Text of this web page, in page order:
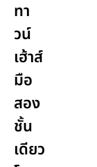
ทา
วน์
เฮ้าส์
มือ
สอง
ชั้น
เดียว